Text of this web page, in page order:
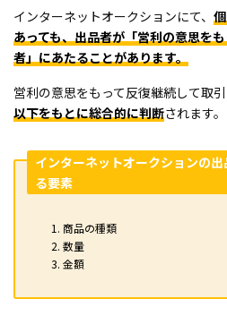
インターネットオークションにて、
あっても、出品者が「営利の意思を
者」にあたることがあります。
営利の意思をもって反復継続して取
以下をもとに総合的に判断されます。
インターネットオークションの
る要素
商品の種類
数量
金額